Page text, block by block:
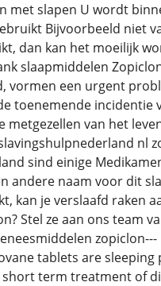
met slapen U wordt
Bijvoorbeeld niet
dan kan het moeilijk
slaapmiddelen
vormen een urgent
toenemende incidentie
van het
nl
sind einige
andere naam voor dit
kan je verslaafd raken
Stel ze aan ons team
zopiclon---
tablets are sleeping
short term treatment of